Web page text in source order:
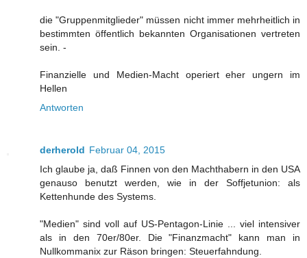
die "Gruppenmitglieder" müssen nicht immer mehrheitlich in
bestimmten öffentlich bekannten Organisationen vertreten
sein. -
Finanzielle und Medien-Macht operiert eher ungern im
Hellen
Antworten
derherold Februar 04, 2015
Ich glaube ja, daß Finnen von den Machthabern in den USA
genauso benutzt werden, wie in der Soffjetunion: als
Kettenhunde des Systems.
"Medien" sind voll auf US-Pentagon-Linie ... viel intensiver
als in den 70er/80er. Die "Finanzmacht" kann man in
Nullkommanix zur Räson bringen: Steuerfahndung.